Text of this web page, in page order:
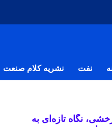
نفت نشریه کلام صنعت
نگاه تازه‌ای به